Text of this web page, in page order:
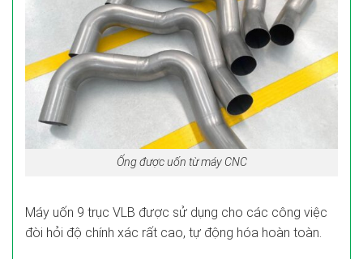
Ống được uốn từ máy CNC
Máy uốn 9 trục VLB được sử dụng cho các công việc
đòi hỏi độ chính xác rất cao, tự động hóa hoàn toàn.